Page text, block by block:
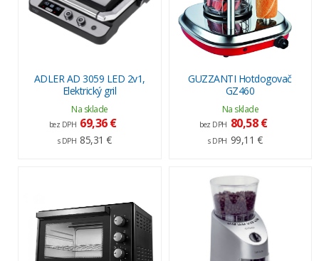
ADLER AD 3059 LED 2v1,
Elektrický gril
Na sklade
bez DPH 69,36 €
s DPH 85,31 €
GUZZANTI Hotdogovač
GZ460
Na sklade
bez DPH 80,58 €
s DPH 99,11 €